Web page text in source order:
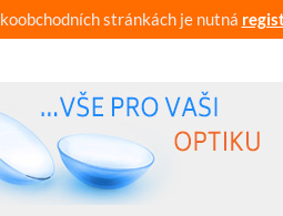
stránkách je nutná